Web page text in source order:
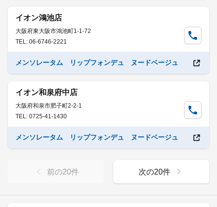
イオン鴻池店
大阪府東大阪市鴻池町1-1-72
TEL: 06-6746-2221
メンソレータム リップフォンデュ ヌードベージュ
イオン和泉府中店
大阪府和泉市肥子町2-2-1
TEL: 0725-41-1430
メンソレータム リップフォンデュ ヌードベージュ
前の20件 次の20件